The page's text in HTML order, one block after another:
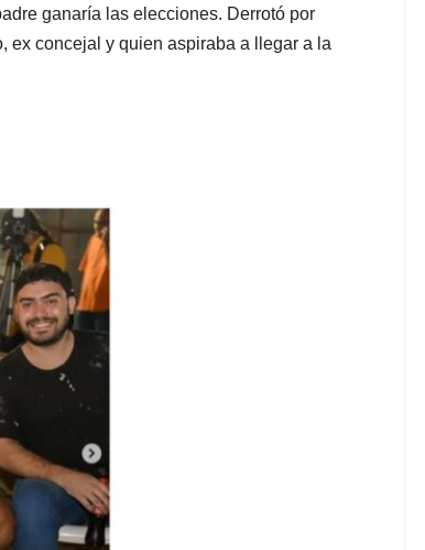
ganaría las elecciones. Derrotó por
ex concejal y quien aspiraba a llegar a la